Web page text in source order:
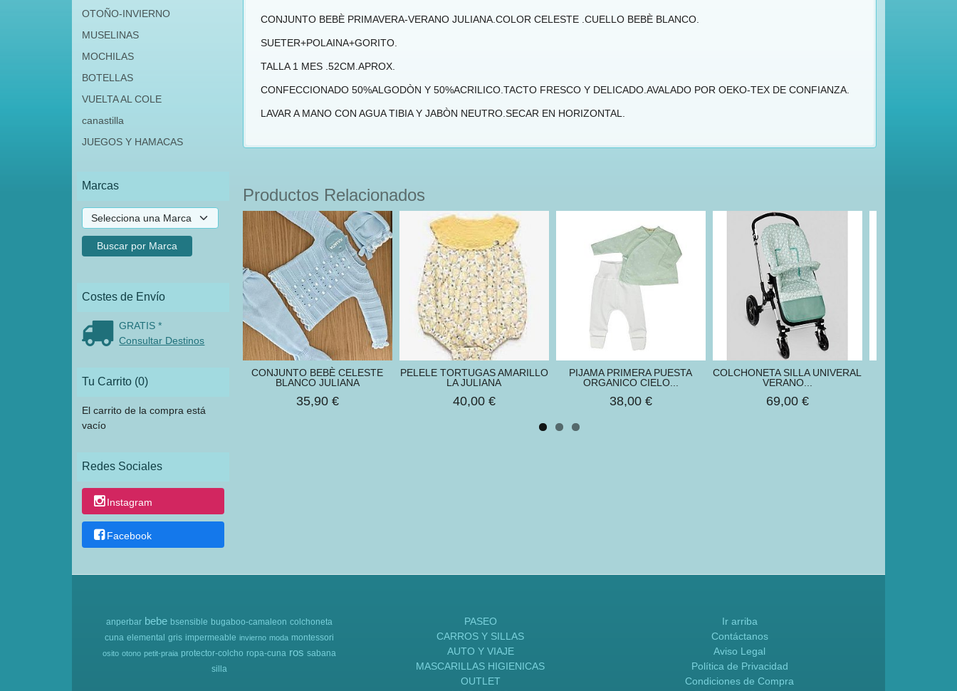
OTOÑO-INVIERNO
MUSELINAS
MOCHILAS
BOTELLAS
VUELTA AL COLE
canastilla
JUEGOS Y HAMACAS
Marcas
Costes de Envío
GRATIS *
Consultar Destinos
Tu Carrito (0)
El carrito de la compra está
vacío
Redes Sociales
Instagram
Facebook
CONJUNTO BEBÈ PRIMAVERA-VERANO JULIANA.COLOR CELESTE .CUELLO BEBÈ BLANCO.
SUETER+POLAINA+GORITO.
TALLA 1 MES .52CM.APROX.
CONFECCIONADO 50%ALGODÒN Y 50%ACRILICO.TACTO FRESCO Y DELICADO.AVALADO POR OEKO-TEX DE CONFIANZA.
LAVAR A MANO CON AGUA TIBIA Y JABÒN NEUTRO.SECAR EN HORIZONTAL.
Productos Relacionados
CONJUNTO BEBÈ CELESTE
BLANCO JULIANA
35,90 €
PELELE TORTUGAS AMARILLO
LA JULIANA
40,00 €
PIJAMA PRIMERA PUESTA
ORGANICO CIELO...
38,00 €
COLCHONETA SILLA UNIVERAL
VERANO...
69,00 €
anperbar bebe bsensible bugaboo-camaleon colchoneta
cuna elemental gris impermeable invierno moda montessori
osito otono petit-praia protector-colcho ropa-cuna ros sabana
silla
PASEO
CARROS Y SILLAS
AUTO Y VIAJE
MASCARILLAS HIGIENICAS
OUTLET
Ir arriba
Contáctanos
Aviso Legal
Política de Privacidad
Condiciones de Compra